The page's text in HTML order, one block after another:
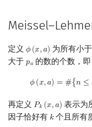
致谢
Testlib
Polygon
LaTeX 入门
Git
Java 进阶
二分
倍增
回溯法
Dancing Links
优化
数位 DP
插头 DP
动态 DP
概率 DP
Z 函数（扩展 KMP）
AC 自动机
后缀自动机 (SAM)
后缀平衡树
计算 V
计算 W₁ 与 W₂
计算 W₄
计算 W₅
多项式初等函数
常系数齐次线性递推
符号化方法
Lagrange 反演
伯努利数
Entringer Number
分拆数
范德蒙德卷积
线性映射
特征多项式
Jordan标准型
单调栈
单调队列
树状数组
线段树
最短路问题
生成树问题
拆点
连通性相关
旋转卡壳
半平面交
随机增量法
反演变换
计算理论基础
字节顺序
表达式求值
在一台机器上规划任务
定义 𝜙(𝑥,𝑎)
ϕ (x,a) 为所有小
大于 𝑝𝑎
pa 的数的个数，即
𝜙(𝑥,𝑎) = #{𝑛 ≤
( 1)ϕ (x,a) =#
再定义 𝑃𝑘 (𝑥,𝑎)
Pk (x,a) 表示为
因子恰好有 𝑘
k 个且所有